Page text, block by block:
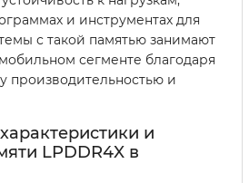
и инструментах для
с такой памятью занимают
сегменте благодаря
производительностью и
и
LPDDR4X в